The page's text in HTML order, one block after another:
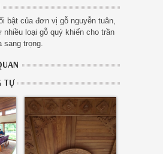
bật của đơn vị gỗ nguyễn tuân,
loại gỗ quý khiến cho trần
sang trọng.
TỰ